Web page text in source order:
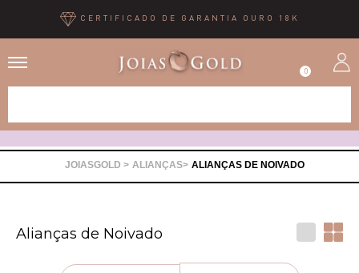
CERTIFICADO DE GARANTIA OURO 18K
0
ALIANÇAS ALIANÇAS DE NOIVADO
Alianças de Noivado
Anéis